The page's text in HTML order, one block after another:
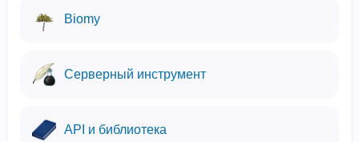
Biomy
Серверный инструмент
API и библиотека